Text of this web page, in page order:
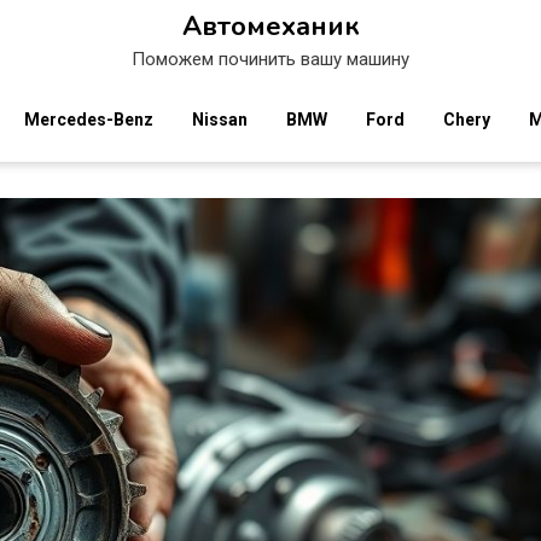
Автомеханик
Поможем починить вашу машину
Mercedes-Benz Nissan BMW Ford Chery